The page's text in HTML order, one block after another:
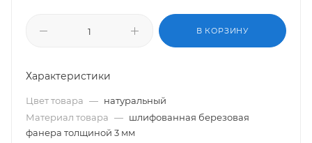
В КОРЗИНУ
Характеристики
Цвет товара — натуральный
Материал товара — шлифованная березовая
фанера толщиной 3 мм